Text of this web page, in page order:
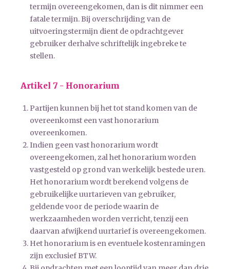
termijn overeengekomen, dan is dit nimmer een
fatale termijn. Bij overschrijding van de
uitvoeringstermijn dient de opdrachtgever
gebruiker derhalve schriftelijk ingebreke te
stellen.
Artikel 7 - Honorarium
Partijen kunnen bij het tot stand komen van de
overeenkomst een vast honorarium
overeenkomen.
Indien geen vast honorarium wordt
overeengekomen, zal het honorarium worden
vastgesteld op grond van werkelijk bestede uren.
Het honorarium wordt berekend volgens de
gebruikelijke uurtarieven van gebruiker,
geldende voor de periode waarin de
werkzaamheden worden verricht, tenzij een
daarvan afwijkend uurtarief is overeengekomen.
Het honorarium is en eventuele kostenramingen
zijn exclusief BTW.